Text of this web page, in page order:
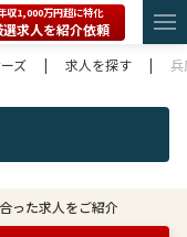
収1,000万円超に特化
選求人を紹介依頼
ズ
| 求人を探す | 兵
った求人をご紹介